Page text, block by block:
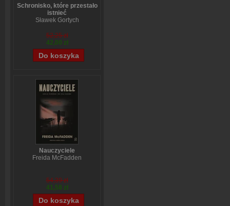
Schronisko, które przestało
istnieć
Sławek Gortych
52,25 zł
42,00 zł
Nauczyciele
Freida McFadden
54,39 zł
41,58 zł